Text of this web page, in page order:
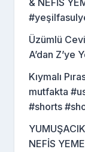
& NEFİS
Üzümlü
A’dan Z’ye
Kıymalı
mutfakta
#shorts
NEFİS